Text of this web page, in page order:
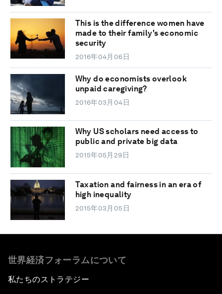
This is the difference women have
made to their family's economic
security
2016年04月06日
Why do economists overlook
unpaid caregiving?
2016年03月04日
Why US scholars need access to
public and private big data
2015年05月29日
Taxation and fairness in an era of
high inequality
2015年03月05日
世界経済フォーラムについて
私たちのストラテジー